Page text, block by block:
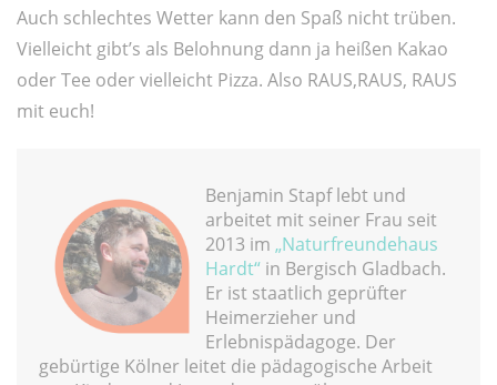
Auch schlechtes Wetter kann den Spaß nicht trüben.
Vielleicht gibt’s als Belohnung dann ja heißen Kakao
oder Tee oder vielleicht Pizza. Also RAUS,RAUS, RAUS
mit euch!
Benjamin Stapf lebt und
arbeitet mit seiner Frau seit
2013 im „Naturfreundehaus
Hardt“ in Bergisch Gladbach.
Er ist staatlich geprüfter
Heimerzieher und
Erlebnispädagoge. Der
gebürtige Kölner leitet die pädagogische Arbeit